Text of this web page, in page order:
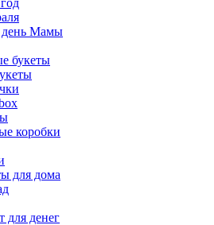
Мамы
букеты
коробки
для дома
для денег